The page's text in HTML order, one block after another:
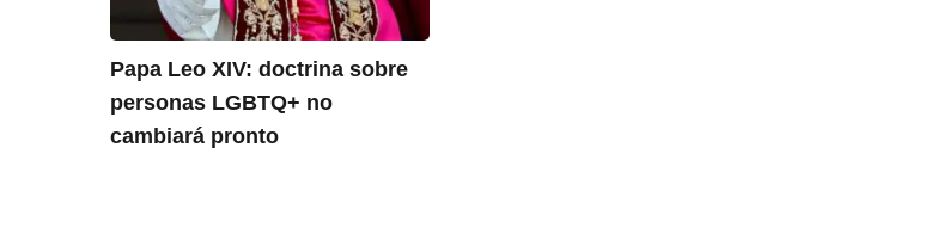
Papa Leo XIV: doctrina sobre
personas LGBTQ+ no
cambiará pronto